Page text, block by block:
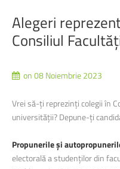
Alegeri
Consiliul
on 08 Noiembrie 2023
Vrei să-ți reprezinți colegii în
universității? Depune-ți
Propunerile şi
electorală a studenților din